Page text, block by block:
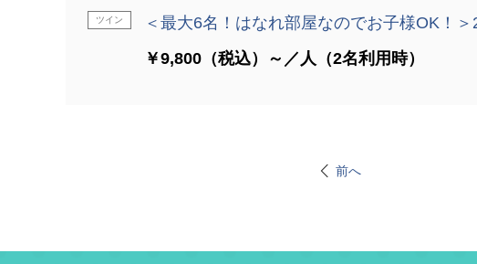
ツイン
＜最大6名！はなれ部屋なのでお子様OK！＞
￥9,800（税込）～／人（2名利用時）
前へ